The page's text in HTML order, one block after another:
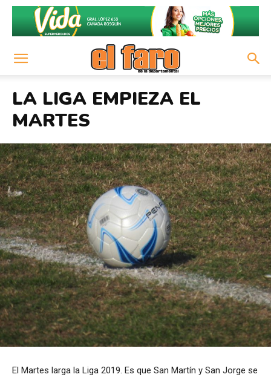
LA LIGA EMPIEZA EL
MARTES
El Martes larga la Liga 2019. Es que San Martín y San Jorge se